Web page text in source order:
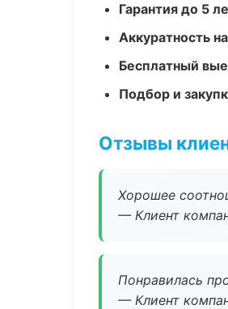
Гарантия до 5
Аккуратность
Бесплатный
Подбор и
Отзывы
Хорошее
— Клиент
Понравилась
— Клиент